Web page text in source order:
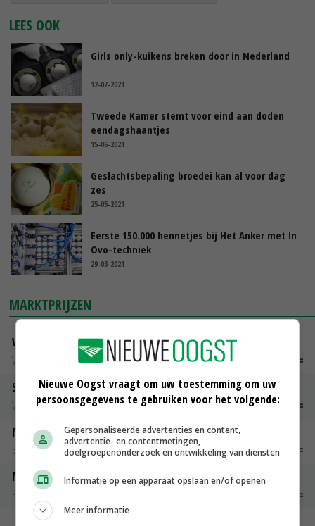
LEES OOK
Girls only-kuikens breken door in Nederland
12-07-2021
Tweede Kamer stemt voor eind aan doden
eendagshaantjes
15-06-2021
Geslachtsbepaling broedei kan al voor dag
zes
25-05-2021
Eerste 150.000 hennetjes bij Het Anker met In
Ovo-techniek
29-03-2021
MARKTPRIJZEN
Vleeskuikens Barneveld tot 2000 gr
Weekcijfers
€ 1,09
Slachtkippen Barneveld Moederdieren (> 3,5 kg)
Weekcijfers
€ 0,85 € 0,00
Maat 48
Barneveld kooieieren
€ 7,15 € 0,00
Maat 54
Barneveld kooieieren
Nieuwe Oogst vraagt om uw toestemming om uw
persoonsgegevens te gebruiken voor het volgende:
Gepersonaliseerde advertenties en content,
advertentie- en contentmetingen,
doelgroepenonderzoek en ontwikkeling van diensten
Informatie op een apparaat opslaan en/of openen
Meer informatie